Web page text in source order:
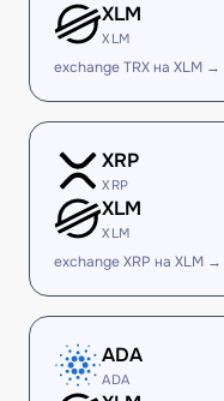
XLM
XLM
exchange TRX на XLM →
XRP
XRP
XLM
XLM
exchange XRP на XLM →
ADA
ADA